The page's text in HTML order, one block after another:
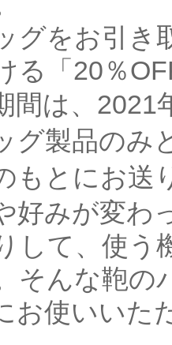
グをお引き
る「20％
間は、2021
グ製品のみ
もと にお送
好みが変わ
して、使う
そんな鞄の
お使いいた